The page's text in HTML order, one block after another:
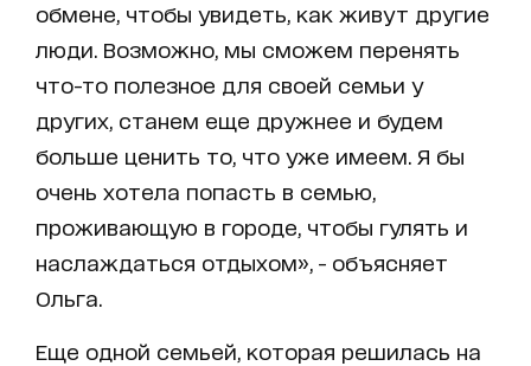
обмене, чтобы увидеть, как живут другие
люди. Возможно, мы сможем перенять
что-то полезное для своей семьи у
других, станем еще дружнее и будем
больше ценить то, что уже имеем. Я бы
очень хотела попасть в семью,
проживающую в городе, чтобы гулять и
наслаждаться отдыхом», - объясняет
Ольга.
Еще одной семьей, которая решилась на